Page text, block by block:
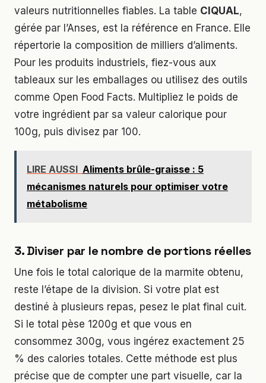
valeurs nutritionnelles fiables. La table CIQUAL,
gérée par l’Anses, est la référence en France. Elle
répertorie la composition de milliers d’aliments.
Pour les produits industriels, fiez-vous aux
tableaux sur les emballages ou utilisez des outils
comme Open Food Facts. Multipliez le poids de
votre ingrédient par sa valeur calorique pour
100g, puis divisez par 100.
LIRE AUSSI Aliments brûle-graisse : 5
mécanismes naturels pour optimiser votre
métabolisme
3. Diviser par le nombre de portions réelles
Une fois le total calorique de la marmite obtenu,
reste l’étape de la division. Si votre plat est
destiné à plusieurs repas, pesez le plat final cuit.
Si le total pèse 1200g et que vous en
consommez 300g, vous ingérez exactement 25
% des calories totales. Cette méthode est plus
précise que de compter une part visuelle, car la